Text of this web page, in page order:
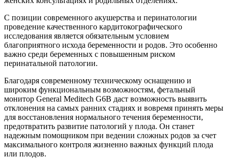
С позиции современного акушерства и перинатологии
проведение качественного кардитокографического
исследования является обязательным условием
благоприятного исхода беременности и родов. Это особенно
важно среди беременных с повышенным риском
перинатальной патологии.
Благодаря современному техническому оснащению и
широким функциональным возможностям, фетальный
монитор General Meditech G6В даст возможность выявить
отклонения на самых ранних стадиях и вовремя принять меры
для восстановления нормального течения беременности,
предотвратить развитие патологий у плода. Он станет
надежным помощником при ведении сложных родов за счет
максимального контроля жизненно важных функций плода
или плодов.